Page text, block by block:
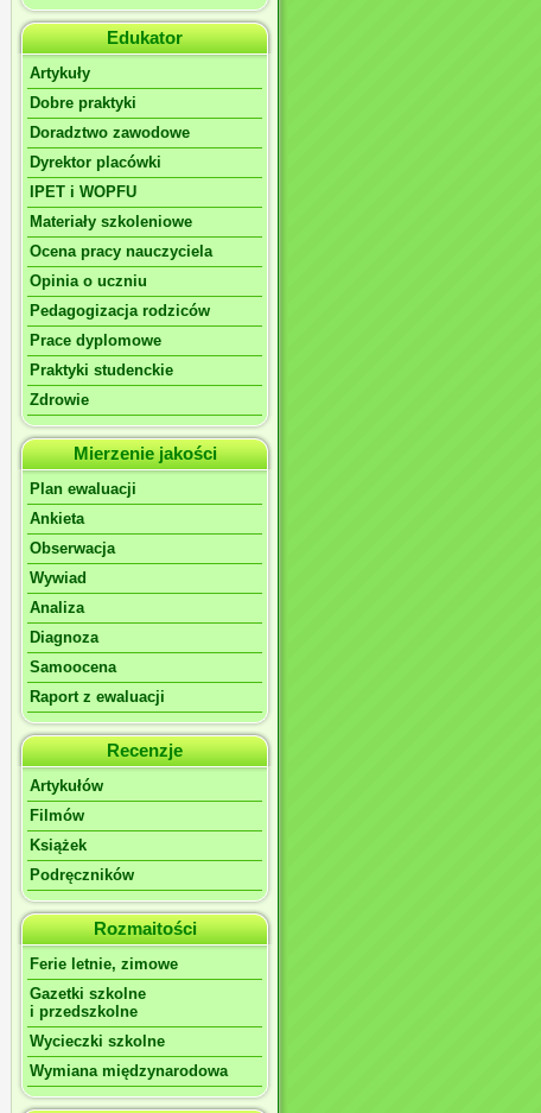
Edukator
Artykuły
Dobre praktyki
Doradztwo zawodowe
Dyrektor placówki
IPET i WOPFU
Materiały szkoleniowe
Ocena pracy nauczyciela
Opinia o uczniu
Pedagogizacja rodziców
Prace dyplomowe
Praktyki studenckie
Zdrowie
Mierzenie jakości
Plan ewaluacji
Ankieta
Obserwacja
Wywiad
Analiza
Diagnoza
Samoocena
Raport z ewaluacji
Recenzje
Artykułów
Filmów
Książek
Podręczników
Rozmaitości
Ferie letnie, zimowe
Gazetki szkolne
i przedszkolne
Wycieczki szkolne
Wymiana międzynarodowa